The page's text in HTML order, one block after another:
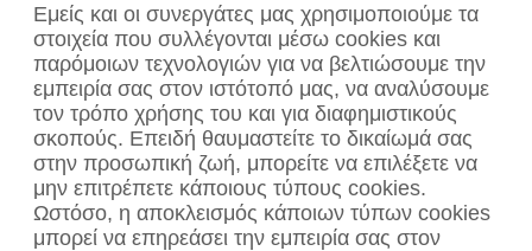
Εμείς και οι συνεργάτες μας χρησιμοποιούμε τα
στοιχεία που συλλέγονται μέσω cookies και
παρόμοιων τεχνολογιών για να βελτιώσουμε την
εμπειρία σας στον ιστότοπό μας, να αναλύσουμε
τον τρόπο χρήσης του και για διαφημιστικούς
σκοπούς. Επειδή θαυμαστείτε το δικαίωμά σας
στην προσωπική ζωή, μπορείτε να επιλέξετε να
μην επιτρέπετε κάποιους τύπους cookies.
Ωστόσο, η αποκλεισμός κάποιων τύπων cookies
μπορεί να επηρεάσει την εμπειρία σας στον